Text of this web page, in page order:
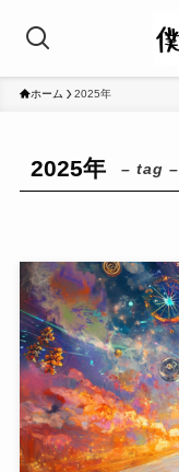
ホーム 2025年
2025年 – tag –